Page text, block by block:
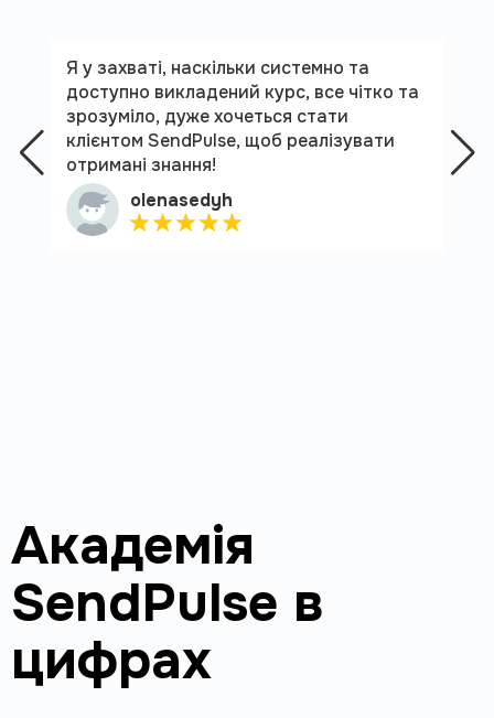
Я у захваті, наскільки системно та
доступно викладений курс, все чітко та
зрозуміло, дуже хочеться стати
клієнтом SendPulse, щоб реалізувати
отримані знання!
olenasedyh
Академія
SendPulse в
цифрах